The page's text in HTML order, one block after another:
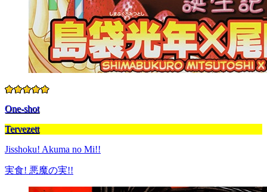
One-shot
Tervezett
Jisshoku! Akuma no Mi!!
実食! 悪魔の実!!